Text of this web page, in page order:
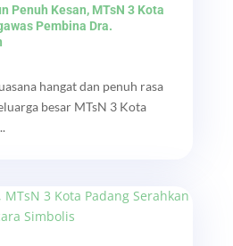
Penuh Kesan, MTsN 3 Kota
Pembina Dra.
hangat dan penuh rasa
besar MTsN 3 Kota